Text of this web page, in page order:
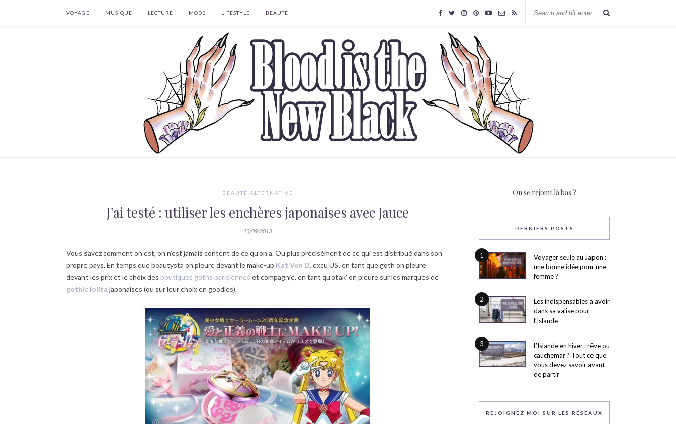
VOYAGE MUSIQUE LECTURE MODE LIFESTYLE BEAUTÉ
BEAUTÉ ALTERNATIVE
J’ai testé : utiliser les enchères japonaises avec Jauce
13/09/2013
Vous savez comment on est, on n’est jamais content de ce qu’on a. Ou plus précisément de ce qui est distribué dans son
propre pays. En temps que beautysta on pleure devant le make-up Kat Von D. excu US, en tant que goth on pleure
devant les prix et le choix des boutiques goths parisiennes et compagnie, en tant qu’otak’ on pleure sur les marques de
gothic lolita japonaises (ou sur leur choix en goodies).
On se rejoint là bas ?
DERNIERS POSTS
1
Voyager seule au Japon :
une bonne idée pour une
femme ?
2
Les indispensables à avoir
dans sa valise pour
l’Islande
3
L’Islande en hiver : rêve ou
cauchemar ? Tout ce que
vous devez savoir avant
de partir
REJOIGNEZ MOI SUR LES RÉSEAUX